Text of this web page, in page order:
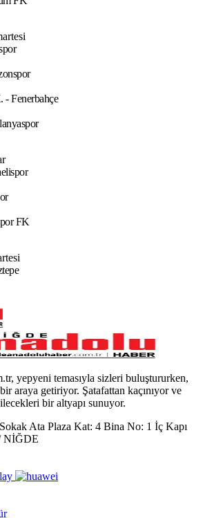
- Fenerbahçe
FK
yepyeni temasıyla sizleri buluştururken,
araya getiriyor. Şatafattan kaçınıyor ve
bir altyapı sunuyor.
Ata Plaza Kat: 4 Bina No: 1 İç Kapı
NİĞDE